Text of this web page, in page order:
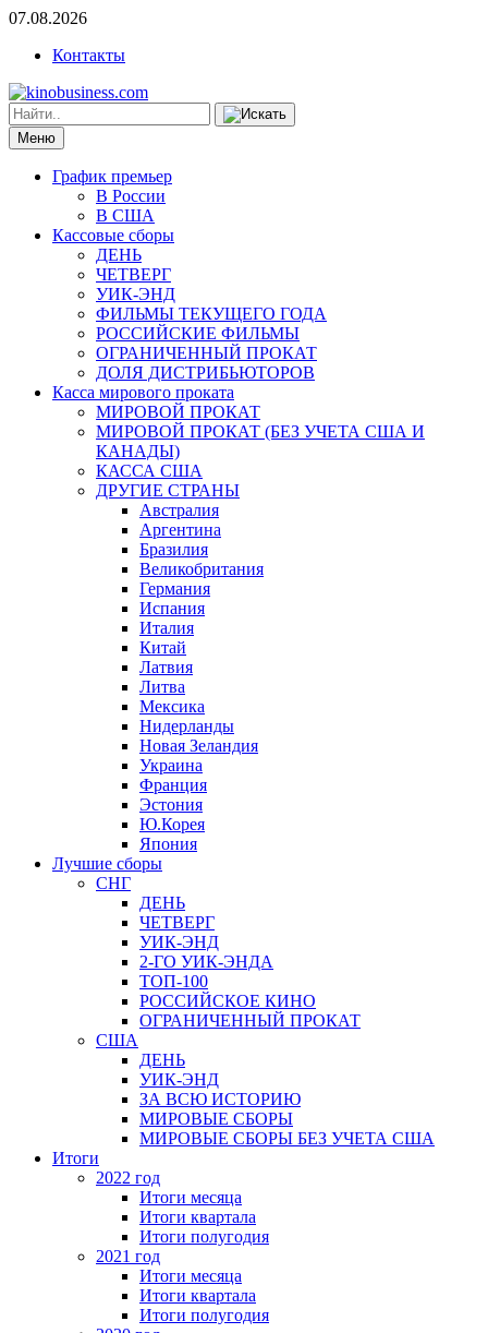
07.08.2026
Контакты
Меню
График премьер
В России
В США
Кассовые сборы
ДЕНЬ
ЧЕТВЕРГ
УИК-ЭНД
ФИЛЬМЫ ТЕКУЩЕГО ГОДА
РОССИЙСКИЕ ФИЛЬМЫ
ОГРАНИЧЕННЫЙ ПРОКАТ
ДОЛЯ ДИСТРИБЬЮТОРОВ
Касса мирового проката
МИРОВОЙ ПРОКАТ
МИРОВОЙ ПРОКАТ (БЕЗ УЧЕТА США И
КАНАДЫ)
КАССА США
ДРУГИЕ СТРАНЫ
Австралия
Аргентина
Бразилия
Великобритания
Германия
Испания
Италия
Китай
Латвия
Литва
Мексика
Нидерланды
Новая Зеландия
Украина
Франция
Эстония
Ю.Корея
Япония
Лучшие сборы
СНГ
ДЕНЬ
ЧЕТВЕРГ
УИК-ЭНД
2-ГО УИК-ЭНДА
ТОП-100
РОССИЙСКОЕ КИНО
ОГРАНИЧЕННЫЙ ПРОКАТ
США
ДЕНЬ
УИК-ЭНД
ЗА ВСЮ ИСТОРИЮ
МИРОВЫЕ СБОРЫ
МИРОВЫЕ СБОРЫ БЕЗ УЧЕТА США
Итоги
2022 год
Итоги месяца
Итоги квартала
Итоги полугодия
2021 год
Итоги месяца
Итоги квартала
Итоги полугодия